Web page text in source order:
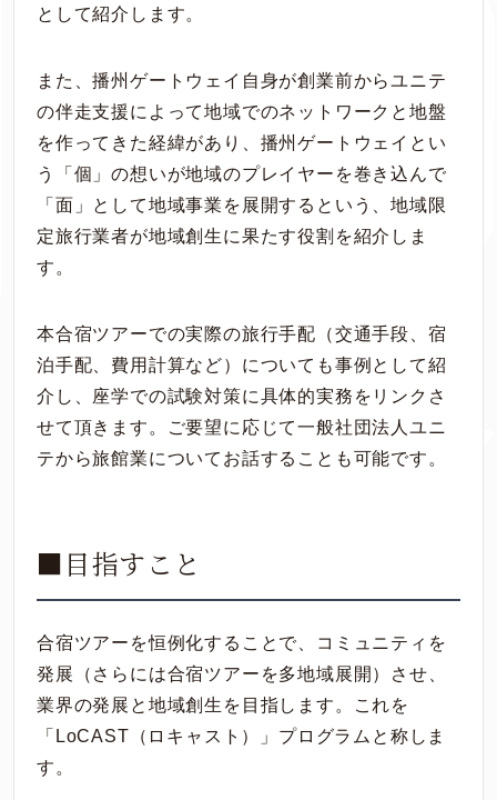
として紹介します。
また、播州ゲートウェイ自身が創業前からユニテ
の伴走支援によって地域でのネットワークと地盤
を作ってきた経緯があり、播州ゲートウェイとい
う「個」の想いが地域のプレイヤーを巻き込んで
「面」として地域事業を展開するという、地域限
定旅行業者が地域創生に果たす役割を紹介しま
す。
本合宿ツアーでの実際の旅行手配（交通手段、宿
泊手配、費用計算など）についても事例として紹
介し、座学での試験対策に具体的実務をリンクさ
せて頂きます。ご要望に応じて一般社団法人ユニ
テから旅館業についてお話することも可能です。
■目指すこと
合宿ツアーを恒例化することで、コミュニティを
発展（さらには合宿ツアーを多地域展開）させ、
業界の発展と地域創生を目指します。これを
「LoCAST（ロキャスト）」プログラムと称しま
す。